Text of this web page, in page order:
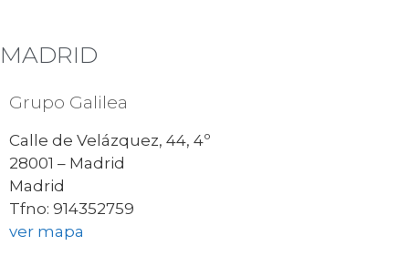
MADRID
Grupo Galilea
Calle de Velázquez, 44, 4º
28001 – Madrid
Madrid
Tfno: 914352759
ver mapa